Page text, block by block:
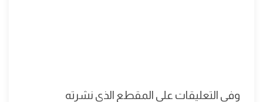
وفي التعليقات على المقطع الذي نشرته